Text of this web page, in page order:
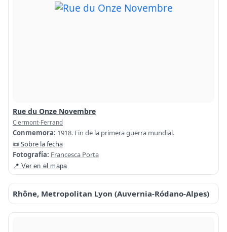
Rue du Onze Novembre
Clermont-Ferrand
Conmemora: 1918. Fin de la primera guerra mundial.
📜 Sobre la fecha
Fotografía: Francesca Porta
📍 Ver en el mapa
Rhône, Metropolitan Lyon (Auvernia-Ródano-Alpes)